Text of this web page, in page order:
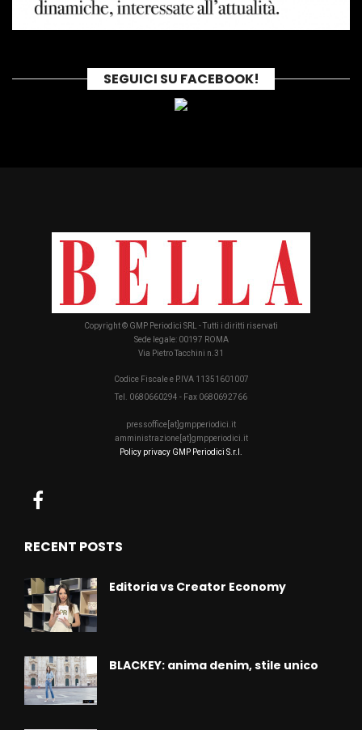
SEGUICI SU FACEBOOK!
Copyright © GMP Periodici SRL - Tutti i diritti riservati
Sede legale: 00197 ROMA
Via Pietro Tacchini n.31
Codice Fiscale e P.IVA 11351601007
Tel. 0680660294 - Fax 0680692766
pressoffice[at]gmpperiodici.it
amministrazione[at]gmpperiodici.it
Policy privacy GMP Periodici S.r.l.
RECENT POSTS
Editoria vs Creator Economy
BLACKEY: anima denim, stile unico